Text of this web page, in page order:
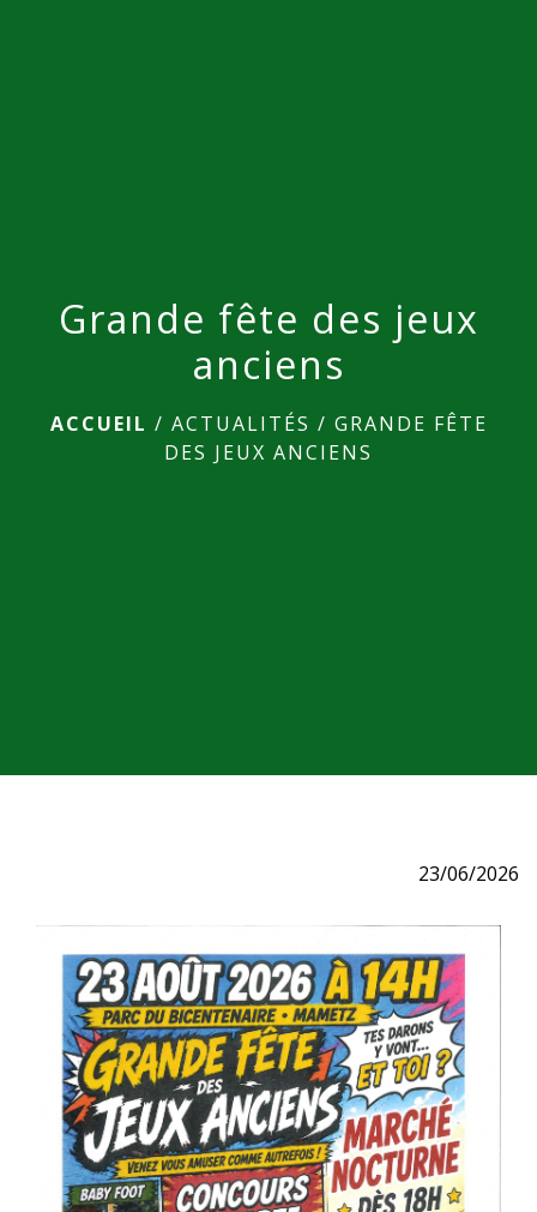
Grande fête des jeux
anciens
ACCUEIL / ACTUALITÉS / GRANDE FÊTE
DES JEUX ANCIENS
23/06/2026